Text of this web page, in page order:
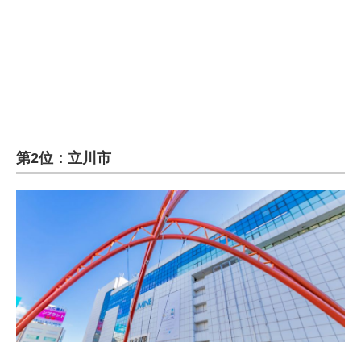
第2位：立川市